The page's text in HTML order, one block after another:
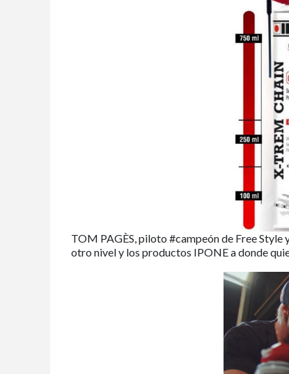
TOM PAGÈS, piloto #campeón de Free
otro nivel y los productos IPONE a donde